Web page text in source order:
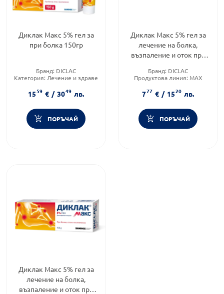
Диклак Макс 5% гел за
при болка 150гр
Бранд: DICLAC
Категория: Лечение и здраве
1559 € / 3049 лв.
ПОРЪЧАЙ
Диклак Макс 5% гел за
лечение на болка,
възпаление и оток при
х50гр
Бранд: DICLAC
Продуктова линия: MAX
777 € / 1520 лв.
ПОРЪЧАЙ
Диклак Макс 5% гел за
лечение на болка,
възпаление и оток при